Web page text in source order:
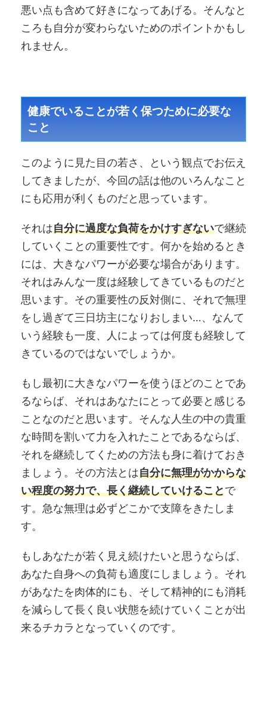
悪い点も含めて好きになってあげる。そんなと
ころも自分が変わらないためのポイントかもし
れません。
健康でいることが若く保つために必要な
こと
このように見た目の若さ、という観点でお伝え
してきましたが、今回の話は他のいろんなこと
にも応用が利くものだと思っています。
それは自分に過度な負荷をかけすぎないで継続
していくことの重要性です。何かを始めるとき
には、大きなパワーが必要な場合があります。
それはみんな一度は経験してきているものだと
思います。その重要性の反対側に、それで無理
をし過ぎて三日坊主になりおしまい…、なんて
いう経験も一度、人によっては何度も経験して
きているのではないでしょうか。
もし最初に大きなパワーを使うほどのことであ
るならば、それはあなたにとって必要と感じる
ことなのだと思います。そんな人生の中の貴重
な時間を割いて力を入れたことであるならば、
それを継続してくための方法も身に着けておき
ましょう。その方法とは自分に無理がかからな
い程度の努力で、長く継続していけることで
す。急な無理は必ずどこかで支障をきたしま
す。
もしあなたが若く見え続けたいと思うならば、
あなた自身への負荷も適度にしましょう。それ
があなたを肉体的にも、そして精神的にも消耗
を減らして長く良い状態を続けていくことが出
来るチカラとなっていくのです。